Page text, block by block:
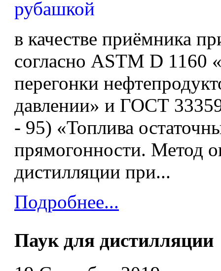
в качестве приёмника
согласно ASTM D 1160
перегонки
давлении» и ГОСТ
- 95) «Топлива
прямогонности. Метод
дистилляции при...
Подробнее...
Паук для дистилляции